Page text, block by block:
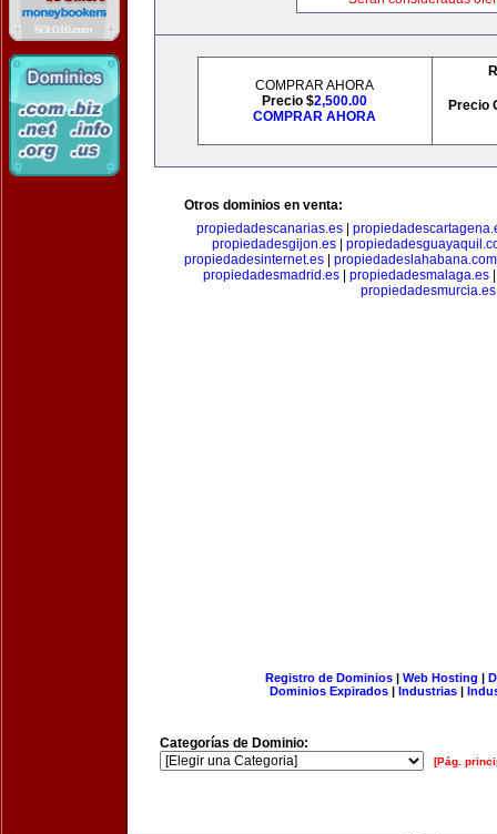
COMPRAR AHORA
Precio $2,500.00
COMPRAR AHORA
Precio
Otros dominios en venta:
propiedadescanarias.es|
propiedadesgijon.es
propiedadesinternet.es
propiedadeslahabana.com
propiedadesmadrid.es
propiedadesmalaga.es
propiedadesmurcia.es
Registro de Dominios| Web Hosting |
Dominios Expirados | Industrias |
Categorías de Dominio:
[Pág.